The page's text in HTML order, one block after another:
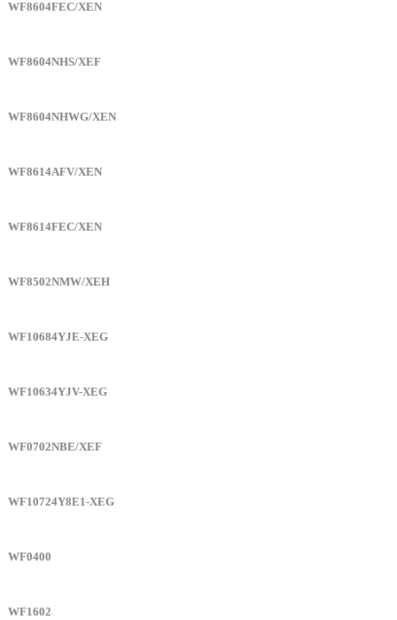
WF8604FEC/XEN
WF8604NHS/XEF
WF8604NHWG/XEN
WF8614AFV/XEN
WF8614FEC/XEN
WF8502NMW/XEH
WF10684YJE-XEG
WF10634YJV-XEG
WF0702NBE/XEF
WF10724Y8E1-XEG
WF0400
WF1602